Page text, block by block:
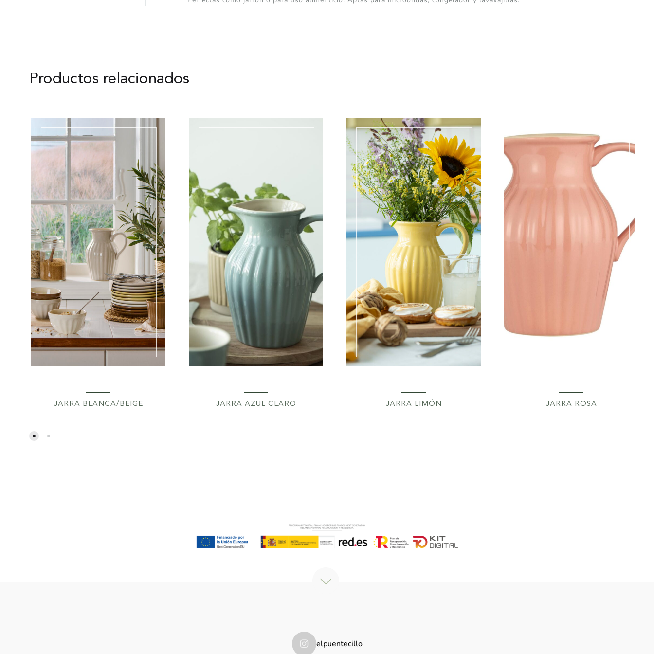
Productos relacionados
JARRA BLANCA/BEIGE JARRA AZUL CLARO JARRA LIMÓN JARRA ROSA
elpuentecillo